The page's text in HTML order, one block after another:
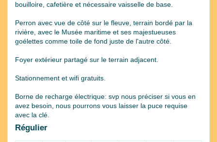
bouilloire, cafetière et nécessaire vaisselle de base.
Perron avec vue de côté sur le fleuve, terrain bordé par la
rivière, avec le Musée maritime et ses majestueuses
goélettes comme toile de fond juste de l'autre côté.
Foyer extérieur partagé sur le terrain adjacent.
Stationnement et wifi gratuits.
Borne de recharge électrique: svp nous préciser si vous en
avez besoin, nous pourrons vous laisser la puce requise
avec la clé.
Régulier